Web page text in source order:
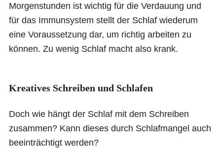
Morgenstunden ist wichtig für die Verdauung und
für das Immunsystem stellt der Schlaf wiederum
eine Voraussetzung dar, um richtig arbeiten zu
können. Zu wenig Schlaf macht also krank.
Kreatives Schreiben und Schlafen
Doch wie hängt der Schlaf mit dem Schreiben
zusammen? Kann dieses durch Schlafmangel auch
beeinträchtigt werden?